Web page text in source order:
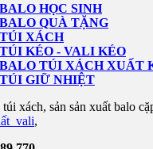
HỌC SINH
QUÀ TẶNG
XÁCH
KÉO - VALI KÉO
TÚI XÁCH XUẤT
GIỮ NHIỆT
túi xách, sản sản xuất balo
vali,